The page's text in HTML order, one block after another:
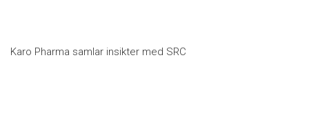
Karo Pharma samlar insikter med SRC